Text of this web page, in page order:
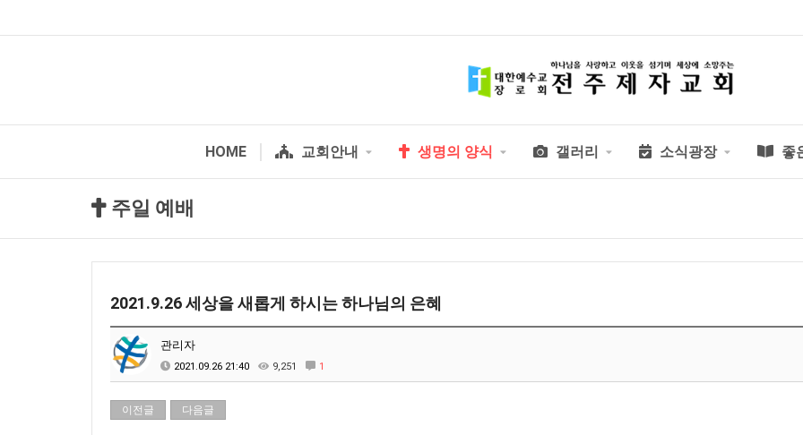
HOME 교회안내 생명의 양식 갤러리 소식광장 좋
주일 예배
2021.9.26 세상을 새롭게 하시는 하나님의 은혜
관리자
2021.09.26 21:40 9,251 1
이전글 다음글